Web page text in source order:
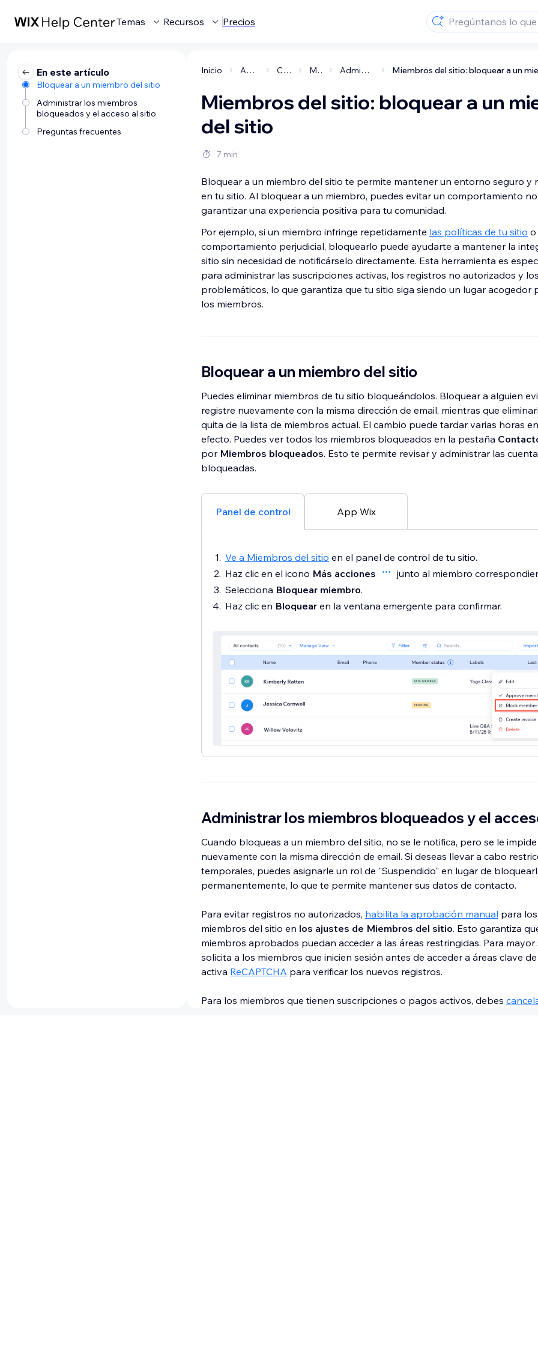
Temas Recursos Precios
En este artículo
Bloquear a un miembro del sitio
Administrar los miembros
bloqueados y el acceso al sitio
Preguntas frecuentes
Inicio Administrar tu negocio Crear tu comunidad Miembros del sitio Administrar el área para miembros
Miembros del sitio: bloquear a un
del sitio
7 min
Bloquear a un miembro del sitio te permite mantener un entorno seguro y
en tu sitio. Al bloquear a un miembro, puedes evitar un comportamiento
garantizar una experiencia positiva para tu comunidad.
Por ejemplo, si un miembro infringe repetidamente las políticas de tu sitio o
comportamiento perjudicial, bloquearlo puede ayudarte a mantener la
sitio sin necesidad de notificárselo directamente. Esta herramienta es
para administrar las suscripciones activas, los registros no autorizados y
problemáticos, lo que garantiza que tu sitio siga siendo un lugar acogedor
los miembros.
Bloquear a un miembro del sitio
Puedes eliminar miembros de tu sitio bloqueándolos. Bloquear a alguien
registre nuevamente con la misma dirección de email, mientras que
quita de la lista de miembros actual. El cambio puede tardar varias horas
efecto. Puedes ver todos los miembros bloqueados en la pestaña
por Miembros bloqueados. Esto te permite revisar y administrar las
bloqueadas.
Panel de control App Wix
Ve a Miembros del sitio en el panel de control de tu sitio.
Haz clic en el icono Más acciones
junto al miembro
Selecciona Bloquear miembro.
Haz clic en Bloquear en la ventana emergente para confirmar.
Administrar los miembros bloqueados y el
Cuando bloqueas a un miembro del sitio, no se le notifica, pero se le
nuevamente con la misma dirección de email. Si deseas llevar a cabo
temporales, puedes asignarle un rol de "Suspendido" en lugar de
permanentemente, lo que te permite mantener sus datos de contacto.
Para evitar registros no autorizados, habilita la aprobación manual para
miembros del sitio en los ajustes de Miembros del sitio. Esto garantiza
miembros aprobados puedan acceder a las áreas restringidas. Para mayor
solicita a los miembros que inicien sesión antes de acceder a áreas clave
activa ReCAPTCHA para verificar los nuevos registros.
Para los miembros que tienen suscripciones o pagos activos, debes